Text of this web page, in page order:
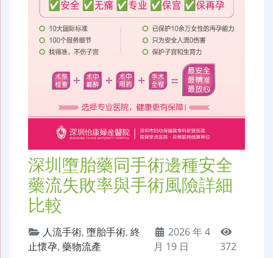
深圳墮胎藥同手術邊種安全
藥流失敗率與手術風險詳細
比較
人流手術, 墮胎手術, 終
止懷孕, 藥物流產
2026 年 4
月 19 日
372